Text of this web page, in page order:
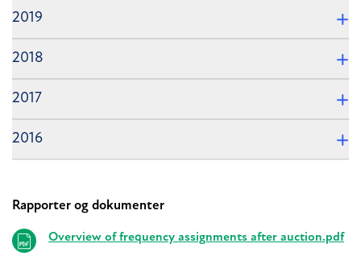
2019
2018
2017
2016
Relaterte
Rapporter og dokumenter
Overview of frequency assignments after auction.pdf